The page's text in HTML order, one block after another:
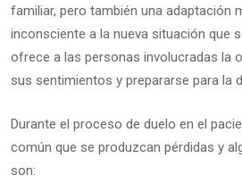
familiar, pero también una adaptación
inconsciente a la nueva situación que
ofrece a las personas involucradas la
sus sentimientos y prepararse para la
Durante el proceso de duelo en el
común que se produzcan pérdidas y
son: